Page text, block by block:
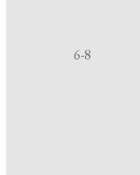
6-8